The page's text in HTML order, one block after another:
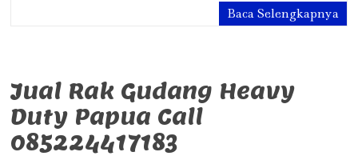
Baca Selengkapnya
Jual Rak Gudang Heavy
Duty Papua Call
085224417183